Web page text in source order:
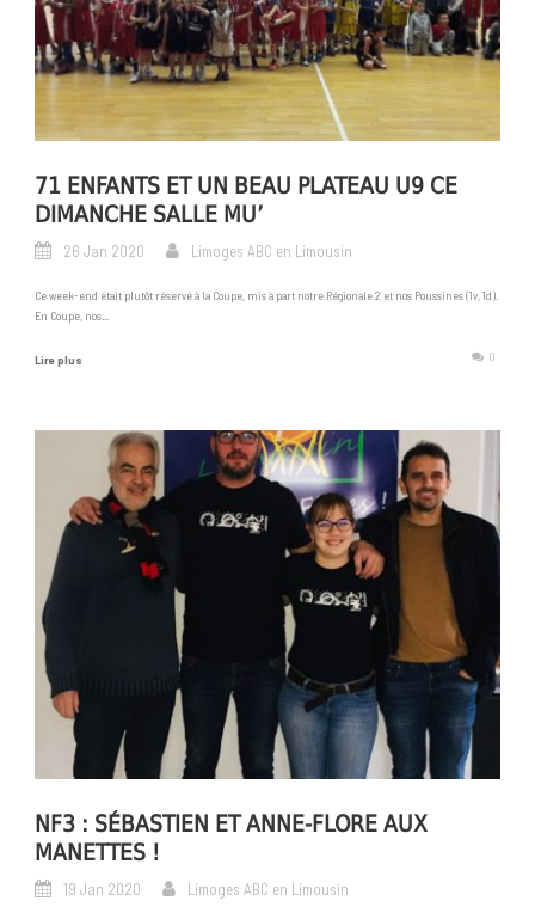
71 ENFANTS ET UN BEAU PLATEAU U9 CE
DIMANCHE SALLE MU’
26 Jan 2020 Limoges ABC en Limousin
Ce week-end était plutôt réservé à la Coupe, mis à part notre Régionale 2 et nos Poussines (1v, 1d).
En Coupe, nos...
Lire plus 0
NF3 : SÉBASTIEN ET ANNE-FLORE AUX
MANETTES !
19 Jan 2020 Limoges ABC en Limousin